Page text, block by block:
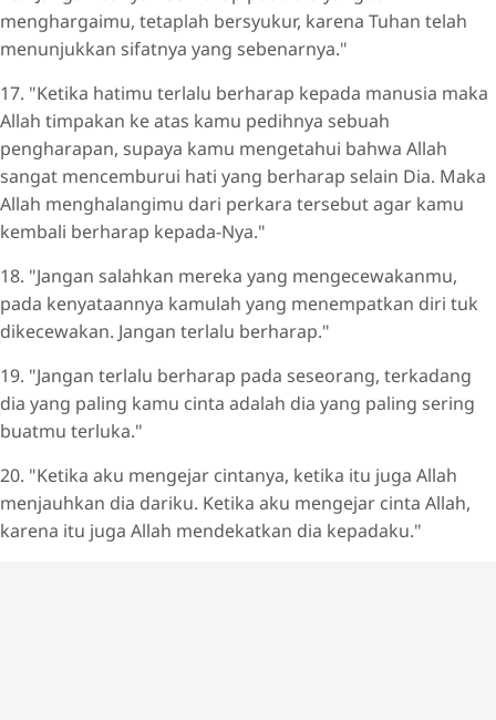
menghargaimu, tetaplah bersyukur, karena Tuhan telah
menunjukkan sifatnya yang sebenarnya."
17. "Ketika hatimu terlalu berharap kepada manusia maka
Allah timpakan ke atas kamu pedihnya sebuah
pengharapan, supaya kamu mengetahui bahwa Allah
sangat mencemburui hati yang berharap selain Dia. Maka
Allah menghalangimu dari perkara tersebut agar kamu
kembali berharap kepada-Nya."
18. "Jangan salahkan mereka yang mengecewakanmu,
pada kenyataannya kamulah yang menempatkan diri tuk
dikecewakan. Jangan terlalu berharap."
19. "Jangan terlalu berharap pada seseorang, terkadang
dia yang paling kamu cinta adalah dia yang paling sering
buatmu terluka."
20. "Ketika aku mengejar cintanya, ketika itu juga Allah
menjauhkan dia dariku. Ketika aku mengejar cinta Allah,
karena itu juga Allah mendekatkan dia kepadaku."